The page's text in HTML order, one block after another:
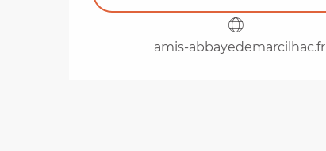
amis-abbayedemarcilhac.fr